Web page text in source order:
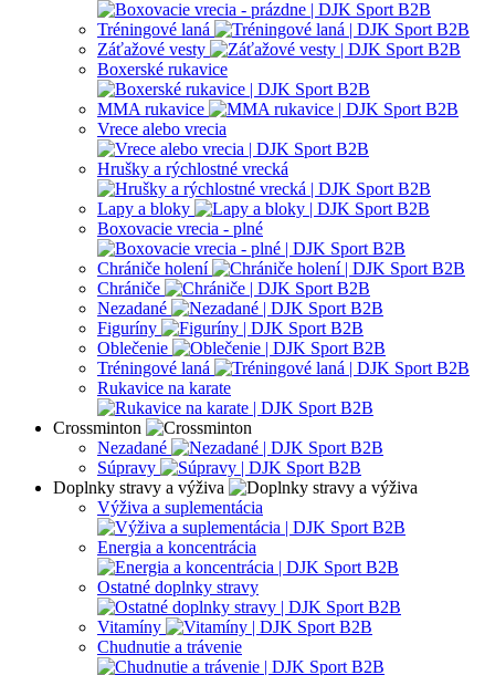
Tréningové laná
Záťažové vesty
Boxerské rukavice
MMA rukavice
Vrece alebo vrecia
Hrušky a rýchlostné vrecká
Lapy a bloky
Boxovacie vrecia - plné
Chrániče holení
Chrániče
Nezadané
Figuríny
Oblečenie
Tréningové laná
Rukavice na karate
Crossminton
Nezadané
Súpravy
Doplnky stravy a výživa
Výživa a suplementácia
Energia a koncentrácia
Ostatné doplnky stravy
Vitamíny
Chudnutie a trávenie